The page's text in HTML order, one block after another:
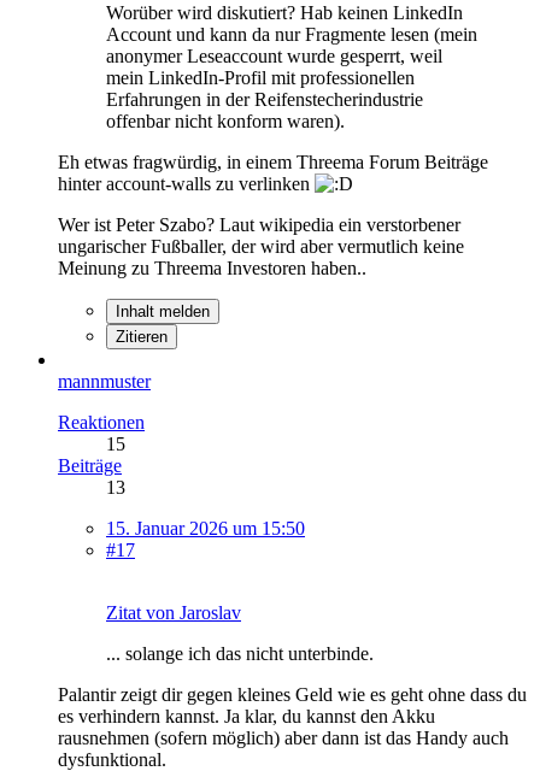
Worüber wird diskutiert? Hab keinen LinkedIn
Account und kann da nur Fragmente lesen (mein
anonymer Leseaccount wurde gesperrt, weil
mein LinkedIn-Profil mit professionellen
Erfahrungen in der Reifenstecherindustrie
offenbar nicht konform waren).
Eh etwas fragwürdig, in einem Threema Forum Beiträge
hinter account-walls zu verlinken
Wer ist Peter Szabo? Laut wikipedia ein verstorbener
ungarischer Fußballer, der wird aber vermutlich keine
Meinung zu Threema Investoren haben..
Inhalt melden
Zitieren
mannmuster
Reaktionen
15
Beiträge
13
15. Januar 2026 um 15:50
#17
Zitat von Jaroslav
... solange ich das nicht unterbinde.
Palantir zeigt dir gegen kleines Geld wie es geht ohne dass du
es verhindern kannst. Ja klar, du kannst den Akku
rausnehmen (sofern möglich) aber dann ist das Handy auch
dysfunktional.